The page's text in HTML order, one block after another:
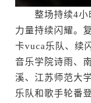
整场持续4小时
力量持续闪耀。
卡vuca乐队、续
音乐学院诗雨、
溪、江苏师范大
乐队和歌手轮番